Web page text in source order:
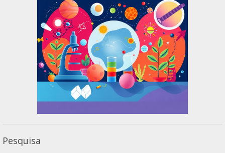
Pesquisa